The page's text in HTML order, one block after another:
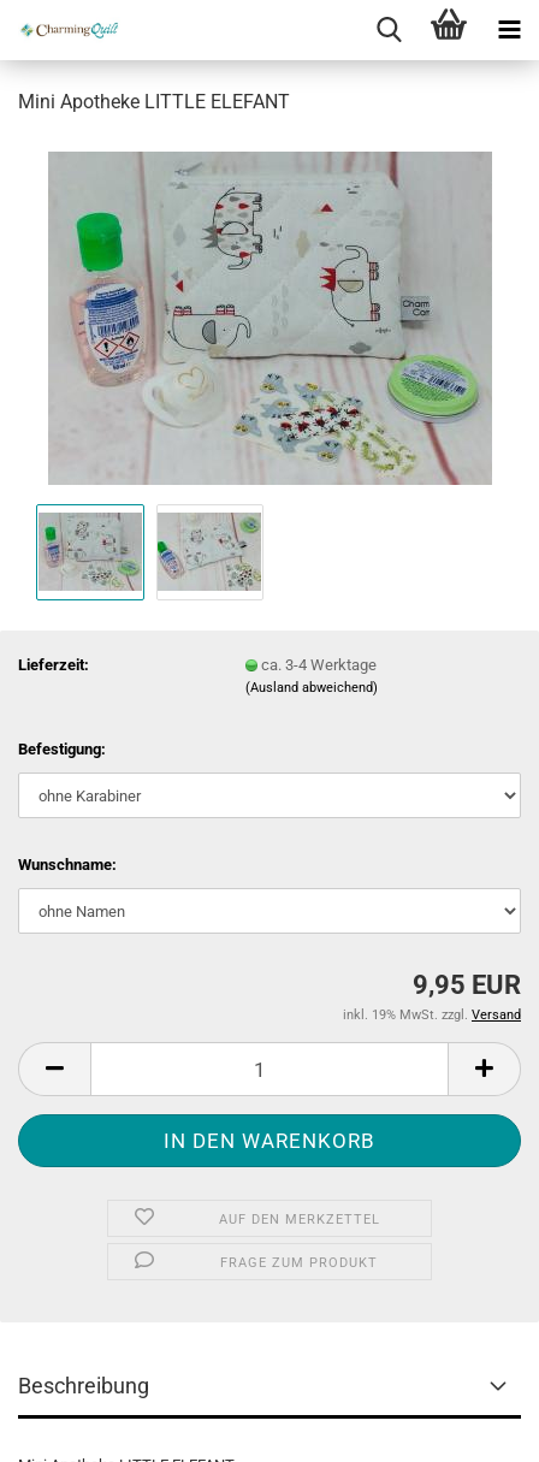
Mini Apotheke LITTLE ELEFANT
Lieferzeit: ca. 3-4 Werktage
(Ausland abweichend)
Befestigung:
Wunschname:
9,95 EUR
inkl. 19% MwSt. zzgl. Versand
AUF DEN MERKZETTEL
FRAGE ZUM PRODUKT
Beschreibung